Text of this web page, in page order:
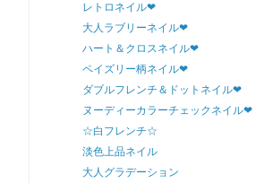
レトロネイル❤
大人ラブリーネイル❤
ハート＆クロスネイル❤
ペイズリー柄ネイル❤
ダブルフレンチ＆ドットネイル❤
ヌーディーカラーチェックネイル❤
☆白フレンチ☆
淡色上品ネイル
大人グラデーション